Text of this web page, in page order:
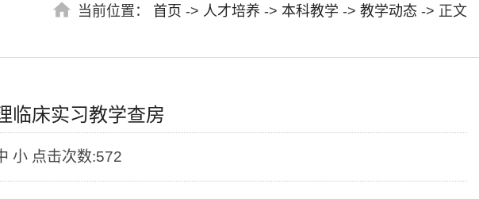
当前位置： 首页 -> 人才培养 -> 本科教学 -> 教学动态 -> 正文
临床实习教学查房
小 点击次数:572